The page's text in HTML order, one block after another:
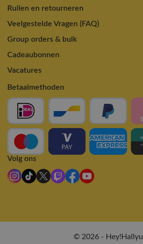
Ruilen en retourneren
Veelgestelde Vragen (FAQ)
Group orders & bulk
Cadeaubonnen
Vacatures
Betaalmethoden
Volg ons
© 2026 - Hey!Hallyu